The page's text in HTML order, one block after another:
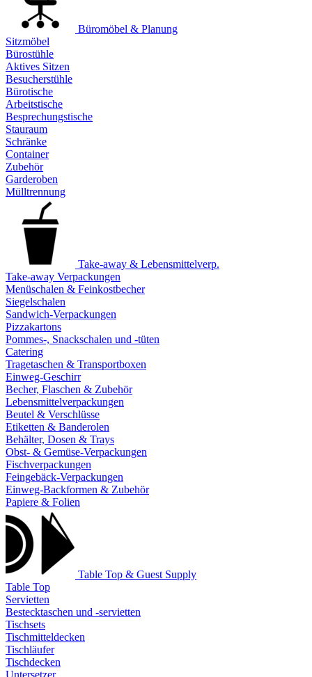
Büromöbel & Planung
Sitzmöbel
Bürostühle
Aktives Sitzen
Besucherstühle
Bürotische
Arbeitstische
Besprechungstische
Stauraum
Schränke
Container
Zubehör
Garderoben
Mülltrennung
Take-away & Lebensmittelverp.
Take-away Verpackungen
Menüschalen & Feinkostbecher
Siegelschalen
Sandwich-Verpackungen
Pizzakartons
Pommes-, Snackschalen und -tüten
Catering
Tragetaschen & Transportboxen
Einweg-Geschirr
Becher, Flaschen & Zubehör
Lebensmittelverpackungen
Beutel & Verschlüsse
Etiketten & Banderolen
Behälter, Dosen & Trays
Obst- & Gemüse-Verpackungen
Fischverpackungen
Feingebäck-Verpackungen
Einweg-Backformen & Zubehör
Papiere & Folien
Table Top & Guest Supply
Table Top
Servietten
Bestecktaschen und -servietten
Tischsets
Tischmitteldecken
Tischläufer
Tischdecken